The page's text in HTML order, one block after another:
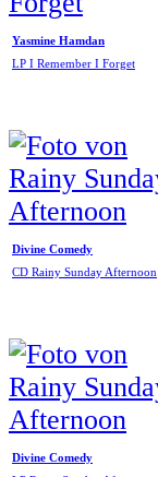
Yasmine Hamdan
LP I Remember I Forget
Divine Comedy
CD Rainy Sunday Afternoon
Divine Comedy